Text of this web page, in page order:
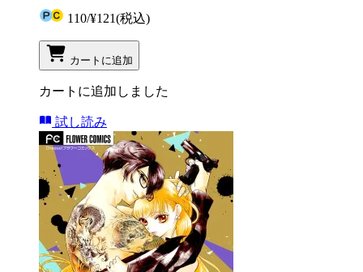
110/¥121(税込)
カートに追加
カートに追加しました
試し読み